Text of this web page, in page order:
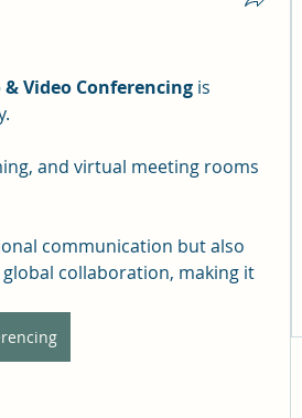
Video Conferencing is
collaboration, making it